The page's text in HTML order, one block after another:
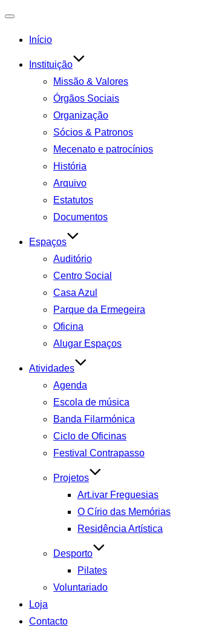
navigation
Início
Instituição
Missão & Valores
Órgãos Sociais
Organização
Sócios & Patronos
Mecenato e patrocínios
História
Arquivo
Estatutos
Documentos
Espaços
Auditório
Centro Social
Casa Azul
Parque da Ermegeira
Oficina
Alugar Espaços
Atividades
Agenda
Escola de música
Banda Filarmónica
Ciclo de Oficinas
Festival Contrapasso
Projetos
Art.ivar Freguesias
O Círio das Memórias
Residência Artística
Desporto
Pilates
Voluntariado
Loja
Contacto